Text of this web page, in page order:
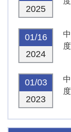
2025
01/16
2024
01/03
2023